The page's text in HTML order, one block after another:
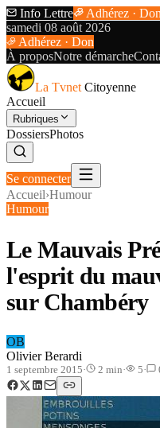
Info Lettre
Adhérez ·
samedi 08 août 2026
Adhérez · Don
À proposNotre démarche
La Tvnet Citoyenne
Accueil
Rubriques
DossiersPhotos
Se connecter
Accueil›Humour
Humour
Le Mauvais
l'esprit du
sur Chambéry
OB
Olivier Berardi
1 septembre 2015· 2 min· 5·